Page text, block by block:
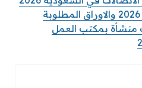
منشأة بمكتب العمل